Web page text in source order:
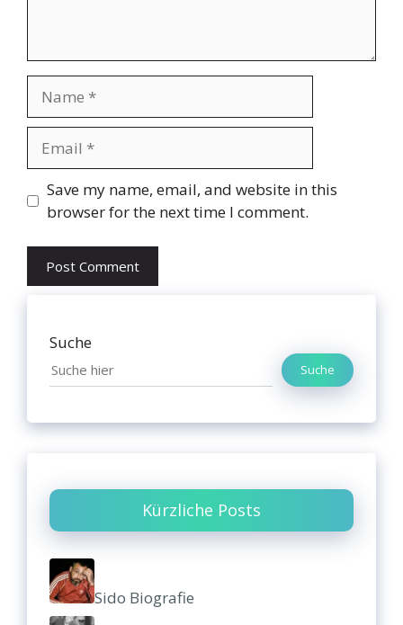
Website
Save my name, email, and website in this
browser for the next time I comment.
Suche
Suche
Kürzliche Posts
Sido Biografie